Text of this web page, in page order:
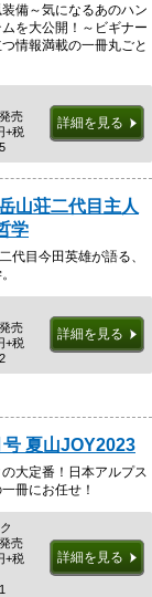
装備～気になるあのハン
を大公開！～ビギナー
情報満載の一冊丸ごと
売
+税
詳細を見る
山荘二代目主人
学
代目今田英雄が語る、
売
+税
詳細を見る
夏山JOY2023
大定番！日本アルプス
冊にお任せ！
売
+税
詳細を見る